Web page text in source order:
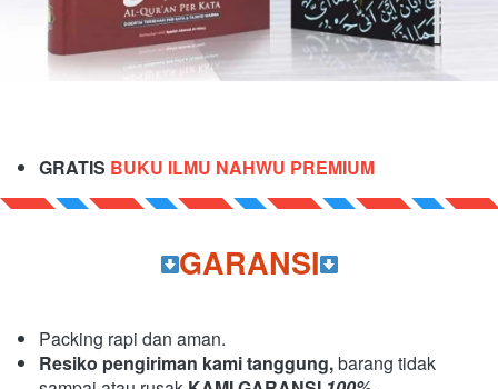
GRATIS BUKU ILMU NAHWU PREMIUM
GARANSI
Packing rapi dan aman.
Resiko pengiriman kami tanggung,barang tidak